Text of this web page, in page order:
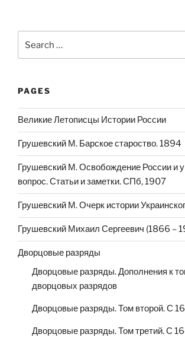
for:
PAGES
Великие Летописцы Истории России
Грушевский М. Барское староство. 1894
Грушевский М. Освобождение России и
вопрос. Статьи и заметки. СПб, 1907
Грушевский М. Очерк истории
Грушевский Михаил Сергеевич (1866 –
Дворцовые разряды
Дворцовые разряды. Дополнения к
дворцовых разрядов
Дворцовые разряды. Том второй. С
Дворцовые разряды. Том третий. С